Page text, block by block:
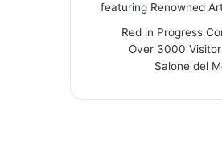
featuring Renowned
Red in Progress
Over 3000
Salone del